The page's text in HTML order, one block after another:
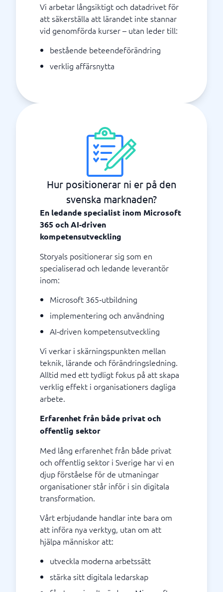
Vi arbetar långsiktigt och datadrivet för
att säkerställa att lärandet inte stannar
vid genomförda kurser – utan leder till:
bestående beteendeförändring
verklig affärsnytta
Hur positionerar ni er på den
svenska marknaden?
En ledande specialist inom Microsoft
365 och AI‑driven
kompetensutveckling
Storyals positionerar sig som en
specialiserad och ledande leverantör
inom:
Microsoft 365‑utbildning
implementering och användning
AI‑driven kompetensutveckling
Vi verkar i skärningspunkten mellan
teknik, lärande och förändringsledning.
Alltid med ett tydligt fokus på att skapa
verklig effekt i organisationers dagliga
arbete.
Erfarenhet från både privat och
offentlig sektor
Med lång erfarenhet från både privat
och offentlig sektor i Sverige har vi en
djup förståelse för de utmaningar
organisationer står inför i sin digitala
transformation.
Vårt erbjudande handlar inte bara om
att införa nya verktyg, utan om att
hjälpa människor att:
utveckla moderna arbetssätt
stärka sitt digitala ledarskap